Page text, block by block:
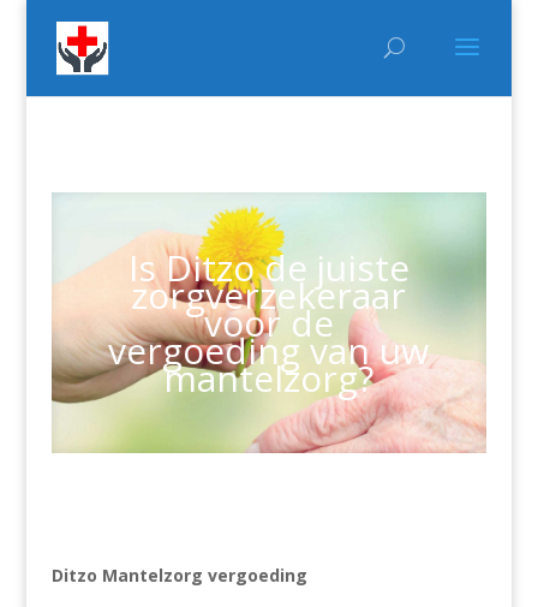
Is Ditzo de juiste
zorgverzekeraar
voor de
vergoeding van uw
mantelzorg?
Ditzo Mantelzorg vergoeding